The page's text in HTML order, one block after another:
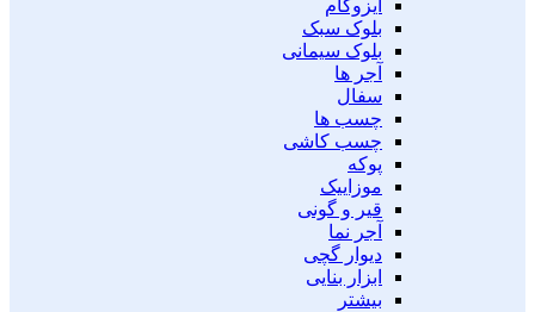
ایزوگام
بلوک سبک
بلوک سیمانی
آجر ها
سفال
چسب ها
چسب کاشی
پوکه
موزاییک
قیر و گونی
آجر نما
دیوار گچی
ابزار بنایی
بیشتر